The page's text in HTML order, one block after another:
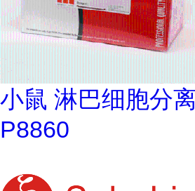
小鼠 淋巴细胞分
P8860